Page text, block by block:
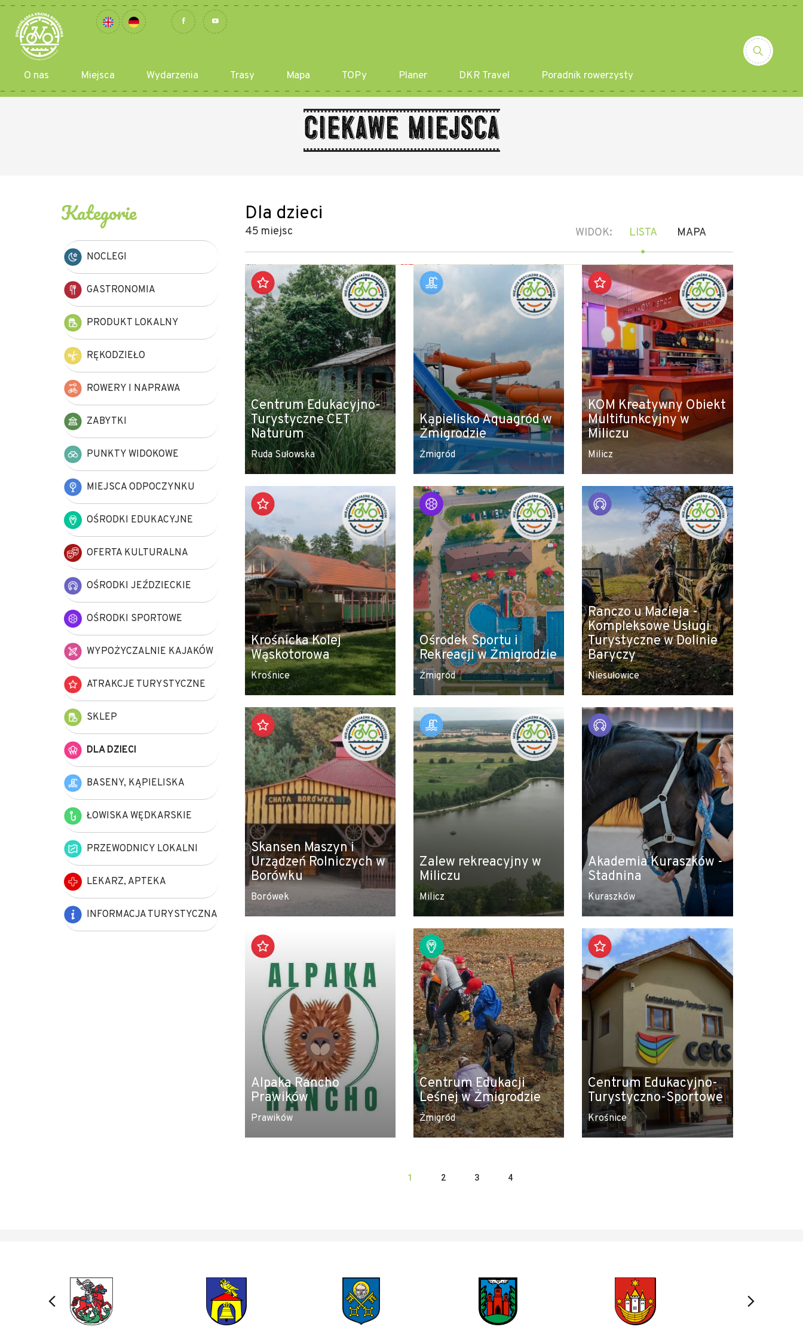
O nas Miejsca Wydarzenia Trasy Mapa TOPy Planer DKR Travel Poradnik rowerzysty
Ciekawe miejsca
Dla dzieci
45 miejsc WIDOK: LISTA MAPA
+
−
Leaflet|© Amistad© OpenStreetMap contributors
Centrum Edukacyjno-
Turystyczne CET
Naturum
Ruda Sułowska
Kąpielisko Aquagród w
Żmigrodzie
Żmigród
KOM Kreatywny Obiekt
Multifunkcyjny w
Miliczu
Milicz
Krośnicka Kolej
Wąskotorowa
Krośnice
Ośrodek Sportu i
Rekreacji w Żmigrodzie
Żmigród
Ranczo u Macieja -
Kompleksowe Usługi
Turystyczne w Dolinie
Baryczy
Niesułowice
Skansen Maszyn i
Urządzeń Rolniczych w
Borówku
Borówek
Zalew rekreacyjny w
Miliczu
Milicz
Akademia Kuraszków -
Stadnina
Kuraszków
Alpaka Rancho
Prawików
Prawików
Centrum Edukacji
Leśnej w Żmigrodzie
Żmigród
Centrum Edukacyjno-
Turystyczno-Sportowe
Krośnice
1 2 3 4
Kategorie
NOCLEGI
GASTRONOMIA
PRODUKT LOKALNY
RĘKODZIEŁO
ROWERY I NAPRAWA
ZABYTKI
PUNKTY WIDOKOWE
MIEJSCA ODPOCZYNKU
OŚRODKI EDUKACYJNE
OFERTA KULTURALNA
OŚRODKI JEŹDZIECKIE
OŚRODKI SPORTOWE
WYPOŻYCZALNIE KAJAKÓW
ATRAKCJE TURYSTYCZNE
SKLEP
DLA DZIECI
BASENY, KĄPIELISKA
ŁOWISKA WĘDKARSKIE
PRZEWODNICY LOKALNI
LEKARZ, APTEKA
INFORMACJA TURYSTYCZNA